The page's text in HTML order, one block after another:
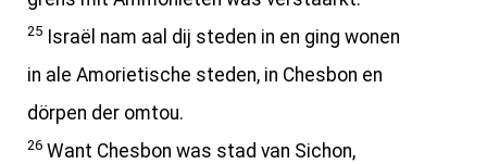
25 Israël nam aal dij steden in en ging wonen
in ale Amorietische steden, in Chesbon en
dörpen der omtou.
26 Want Chesbon was stad van Sichon,